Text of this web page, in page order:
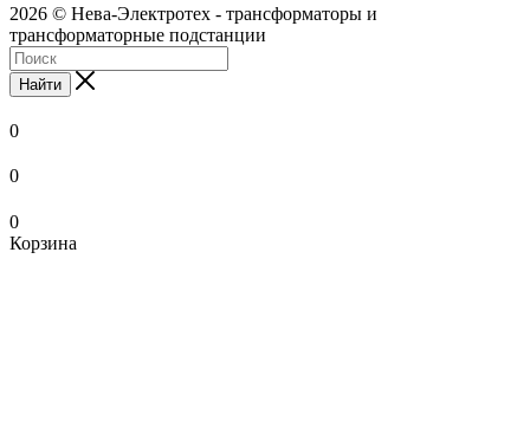
2026 © Нева-Электротех - трансформаторы и
трансформаторные подстанции
Найти
0
0
0
Корзина